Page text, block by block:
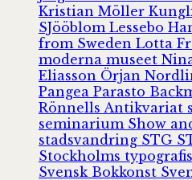
Kristian Möller
SJööblom Lessebo
from Sweden Lotta
moderna museet
Eliasson Örjan
Pangea Parasto
Rönnells Antikvariat
seminarium Show
stadsvandring STG
Stockholms
Svensk Bokkonst